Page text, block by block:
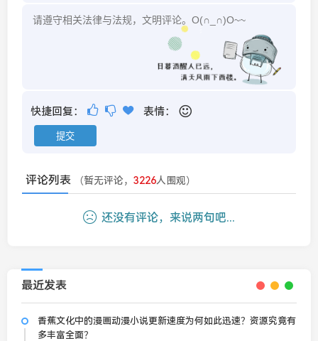
快捷回复： 表情：
评论列表 （暂无评论， 3226人围观）
还没有评论，来说两句吧...
最近发表
香蕉文化中的漫画动漫小说更新速度为何如此迅速？资源究竟有
多丰富全面？